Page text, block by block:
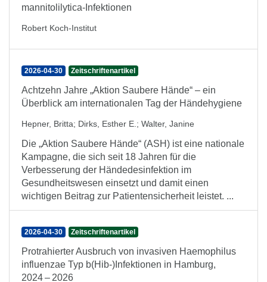
mannitolilytica-Infektionen
Robert Koch-Institut
2026-04-30 Zeitschriftenartikel
Achtzehn Jahre „Aktion Saubere Hände“ – ein
Überblick am internationalen Tag der Händehygiene
Hepner, Britta; Dirks, Esther E. ; Walter, Janine
Die „Aktion Saubere Hände“ (ASH) ist eine nationale
Kampagne, die sich seit 18 Jahren für die
Verbesserung der Händedesinfektion im
Gesundheitswesen einsetzt und damit einen
wichtigen Beitrag zur Patientensicherheit leistet. ...
2026-04-30 Zeitschriftenartikel
Protrahierter Ausbruch von invasiven Haemophilus
influenzae Typ b(Hib-)Infektionen in Hamburg,
2024 – 2026